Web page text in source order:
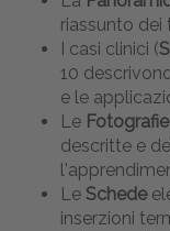
riassunto dei
I casi clinici (
10
e le
Le
descritte e
Le Schede
inserzioni